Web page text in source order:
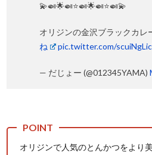
💫🍛🌟🍛⭐️🍛🌟🍛⭐️🍛💫
オリジンの金沢ブラックカレ
ね
pic.twitter.com/
— だじょー (@012345YAMA)
オリジンで人気のとんかつをより